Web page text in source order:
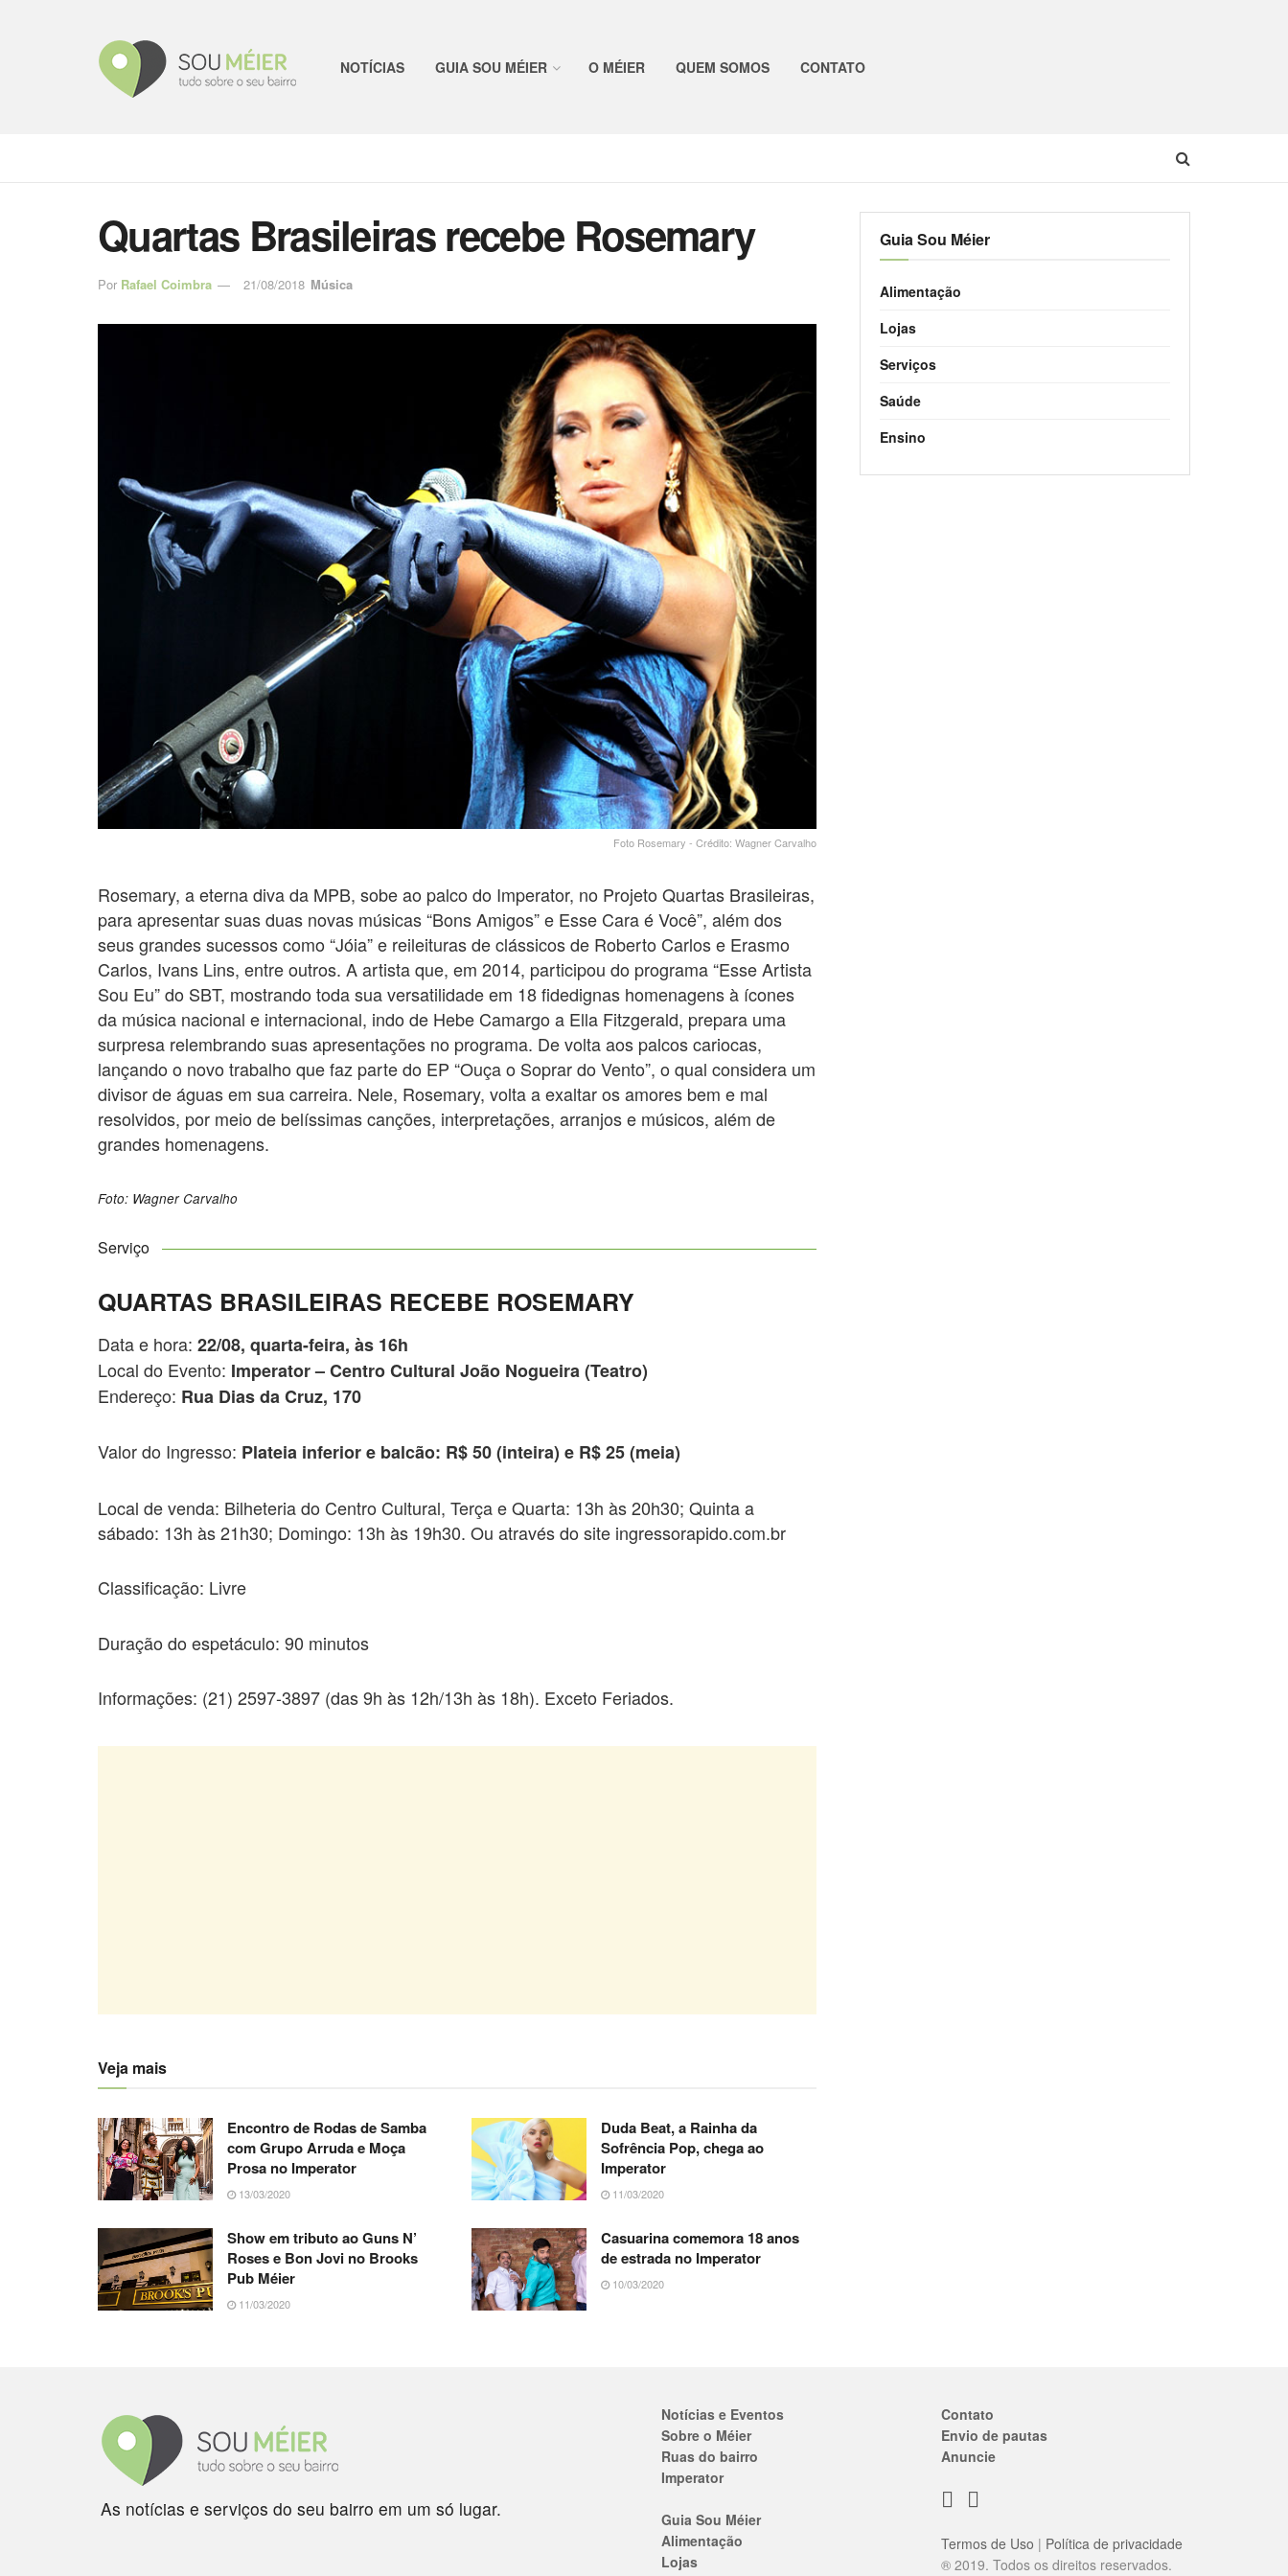
NOTÍCIAS GUIA SOU MÉIER O MÉIER QUEM SOMOS CONTATO
Quartas Brasileiras recebe Rosemary
Por Rafael Coimbra 21/08/2018 Música
Foto Rosemary - Crédito: Wagner Carvalho
Rosemary, a eterna diva da MPB, sobe ao palco do Imperator, no Projeto Quartas Brasileiras,
para apresentar suas duas novas músicas “Bons Amigos” e Esse Cara é Você”, além dos
seus grandes sucessos como “Jóia” e reileituras de clássicos de Roberto Carlos e Erasmo
Carlos, Ivans Lins, entre outros. A artista que, em 2014, participou do programa “Esse Artista
Sou Eu” do SBT, mostrando toda sua versatilidade em 18 fidedignas homenagens à ícones
da música nacional e internacional, indo de Hebe Camargo a Ella Fitzgerald, prepara uma
surpresa relembrando suas apresentações no programa. De volta aos palcos cariocas,
lançando o novo trabalho que faz parte do EP “Ouça o Soprar do Vento”, o qual considera um
divisor de águas em sua carreira. Nele, Rosemary, volta a exaltar os amores bem e mal
resolvidos, por meio de belíssimas canções, interpretações, arranjos e músicos, além de
grandes homenagens.
Foto: Wagner Carvalho
Serviço
QUARTAS BRASILEIRAS RECEBE ROSEMARY
Data e hora: 22/08, quarta-feira, às 16h
Local do Evento: Imperator – Centro Cultural João Nogueira (Teatro)
Endereço: Rua Dias da Cruz, 170
Valor do Ingresso: Plateia inferior e balcão: R$ 50 (inteira) e R$ 25 (meia)
Local de venda: Bilheteria do Centro Cultural, Terça e Quarta: 13h às 20h30; Quinta a
sábado: 13h às 21h30; Domingo: 13h às 19h30. Ou através do site ingressorapido.com.br
Classificação: Livre
Duração do espetáculo: 90 minutos
Informações: (21) 2597-3897 (das 9h às 12h/13h às 18h). Exceto Feriados.
Veja mais
Encontro de Rodas de Samba
com Grupo Arruda e Moça
Prosa no Imperator
13/03/2020
Duda Beat, a Rainha da
Sofrência Pop, chega ao
Imperator
11/03/2020
Show em tributo ao Guns N’
Roses e Bon Jovi no Brooks
Pub Méier
11/03/2020
Casuarina comemora 18 anos
de estrada no Imperator
10/03/2020
Guia Sou Méier
Alimentação
Lojas
Serviços
Saúde
Ensino
As notícias e serviços do seu bairro em um só lugar.
Notícias e Eventos
Sobre o Méier
Ruas do bairro
Imperator
Guia Sou Méier
Alimentação
Lojas
Contato
Envio de pautas
Anuncie
Termos de Uso | Política de privacidade
® 2019. Todos os direitos reservados.